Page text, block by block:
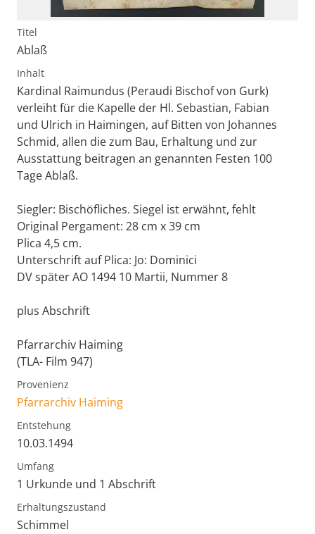
Titel
Ablaß
Inhalt
Kardinal Raimundus (Peraudi Bischof von Gurk)
verleiht für die Kapelle der Hl. Sebastian, Fabian
und Ulrich in Haimingen, auf Bitten von Johannes
Schmid, allen die zum Bau, Erhaltung und zur
Ausstattung beitragen an genannten Festen 100
Tage Ablaß.
Siegler: Bischöfliches. Siegel ist erwähnt, fehlt
Original Pergament: 28 cm x 39 cm
Plica 4,5 cm.
Unterschrift auf Plica: Jo: Dominici
DV später AO 1494 10 Martii, Nummer 8
plus Abschrift
Pfarrarchiv Haiming
(TLA- Film 947)
Provenienz
Pfarrarchiv Haiming
Entstehung
10.03.1494
Umfang
1 Urkunde und 1 Abschrift
Erhaltungszustand
Schimmel